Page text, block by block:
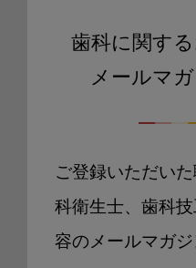
歯科に関す
メールマ
ご登録いただい
科衛生士、歯科
容のメールマガジ